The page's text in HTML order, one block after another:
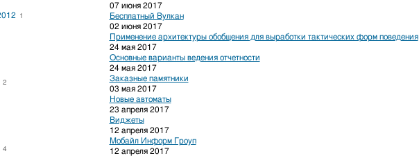
07 июня 2017
Бесплатный Вулкан
02 июня 2017
Применение архитектуры обобщения для выработки тактических форм поведения
24 мая 2017
Основные варианты ведения отчетности
24 мая 2017
Заказные памятники
03 мая 2017
Новые автоматы
23 апреля 2017
Виджеты
12 апреля 2017
Мобайл Информ Гроуп
12 апреля 2017
1
2
4